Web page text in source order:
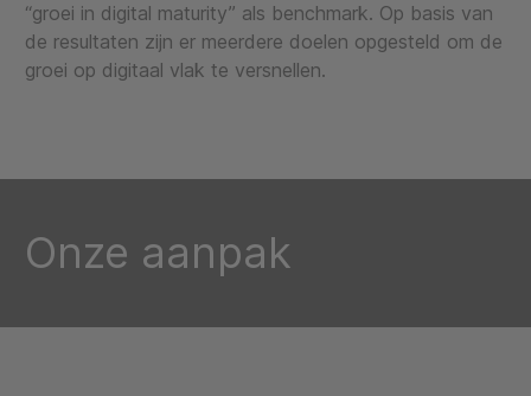
“groei in digital maturity” als benchmark. Op basis van
de resultaten zijn er meerdere doelen opgesteld om de
groei op digitaal vlak te versnellen.
Onze aanpak